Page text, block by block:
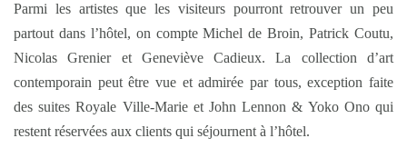
Parmi les artistes que les visiteurs pourront retrouver un peu
partout dans l’hôtel, on compte Michel de Broin, Patrick Coutu,
Nicolas Grenier et Geneviève Cadieux. La collection d’art
contemporain peut être vue et admirée par tous, exception faite
des suites Royale Ville-Marie et John Lennon & Yoko Ono qui
restent réservées aux clients qui séjournent à l’hôtel.